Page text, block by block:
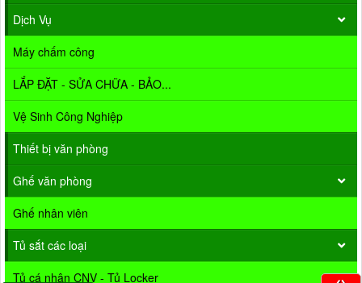
Dịch Vụ
Máy chấm công
LẮP ĐẶT - SỬA CHỮA - BẢO...
Vệ Sinh Công Nghiệp
Thiết bị văn phòng
Ghế văn phòng
Ghế nhân viên
Tủ sắt các loại
Tủ cá nhân CNV - Tủ Locker